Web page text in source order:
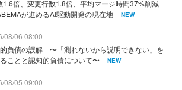
1.6倍、変更行数1.8倍、平均マージ時間37%削減
が進めるAI駆動開発の現在地
NEW
08/06 08:00
負債の誤解 〜「測れないから説明できない」を
ことと認知的負債について〜
NEW
08/05 09:00